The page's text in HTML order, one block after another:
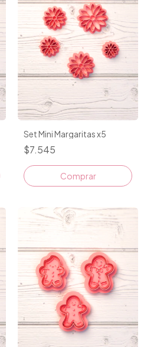
Set Mini Margaritas x5
$7.545